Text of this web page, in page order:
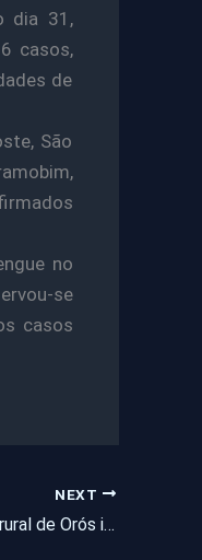
dia 31,
casos,
de
São
no
se
casos
NEXT
Moradores da zona rural de Orós incendeiam ônibus escolar